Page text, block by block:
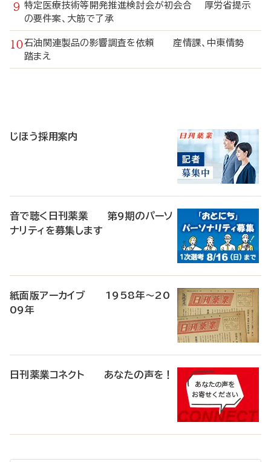
特定医療技術等開発推進検討会が初会合 厚労省提示
の要件案、大筋で了承
石油関連製品の影響調査を依頼 産情課、中東情勢
踏まえ
じほう採用案内
音で聴く日刊薬業 第9期のパーソ
ナリティを募集します
紙面版アーカイブ 1958年～20
09年
日刊薬業コネクト あなたの声を！